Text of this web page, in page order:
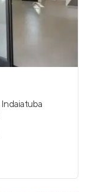
Indaiatuba